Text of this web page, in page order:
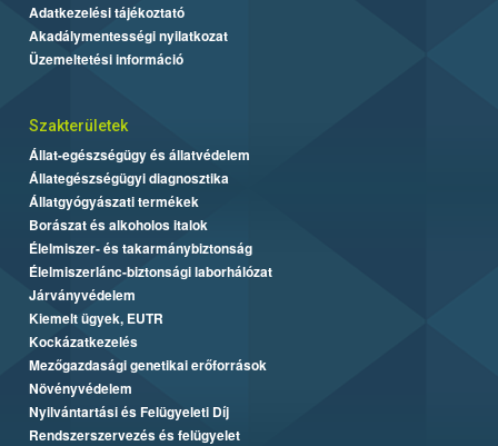
Adatkezelési tájékoztató
Akadálymentességi nyilatkozat
Üzemeltetési információ
Szakterületek
Állat-egészségügy és állatvédelem
Állategészségügyi diagnosztika
Állatgyógyászati termékek
Borászat és alkoholos italok
Élelmiszer- és takarmánybiztonság
Élelmiszerlánc-biztonsági laborhálózat
Járványvédelem
Kiemelt ügyek, EUTR
Kockázatkezelés
Mezőgazdasági genetikai erőforrások
Növényvédelem
Nyilvántartási és Felügyeleti Díj
Rendszerszervezés és felügyelet